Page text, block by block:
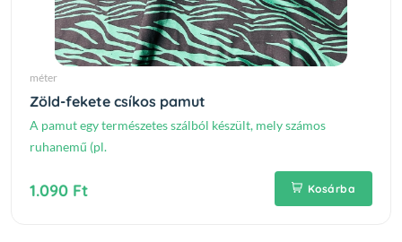
méter
Zöld-fekete csíkos pamut
A pamut egy természetes szálból készült, mely számos
ruhanemű (pl.
1.090 Ft Kosárba